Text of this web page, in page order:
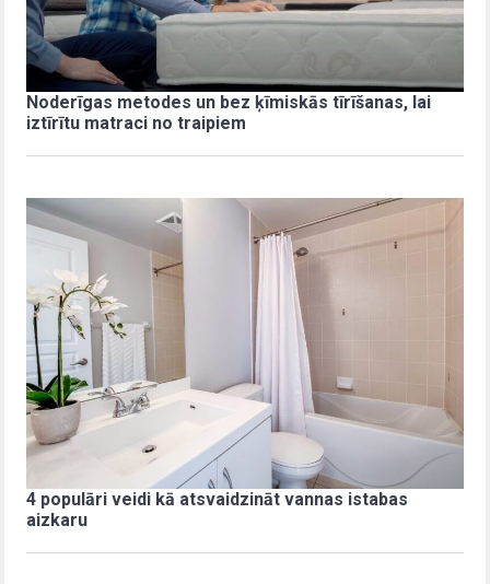
Noderīgas metodes un bez ķīmiskās tīrīšanas, lai
iztīrītu matraci no traipiem
4 populāri veidi kā atsvaidzināt vannas istabas
aizkaru